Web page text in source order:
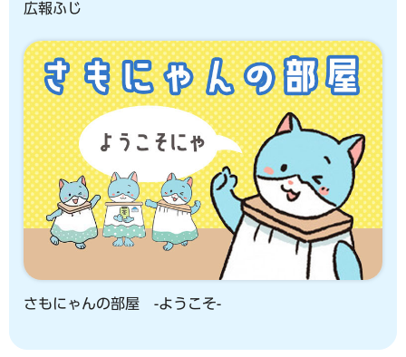
広報ふじ
さもにゃんの部屋 -ようこそ-